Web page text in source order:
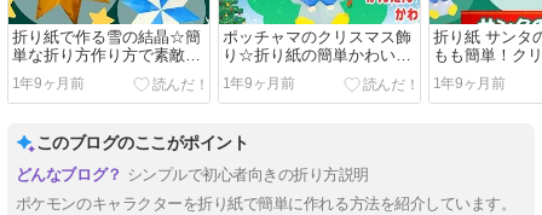
折り紙で作る雪の結晶☆簡
単な折り方作り方で素敵な
クリスマス飾りに☆
1年9ヶ月前
ポッチャマのクリスマス飾
り☆折り紙の簡単かわいい
ポケモン作品の折り方作り
方
1年9ヶ月前
折り紙 サンタ
もも簡単！ク
の折り方作り方
1年9ヶ月前
このブログのここがポイント
シンプルで初心者向きの折り方説明
ポケモンのキャラクターを折り紙で簡単に作れる方法を紹介しています。